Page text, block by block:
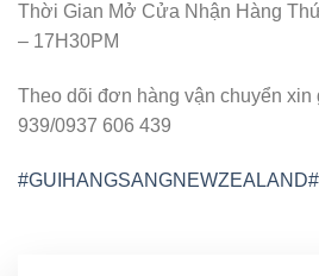
Thời Gian Mở Cửa Nhận Hàng
– 17H30PM
Theo dõi đơn hàng vận chuyển xin
939/0937 606 439
#GUIHANGSANGNEWZEALAND